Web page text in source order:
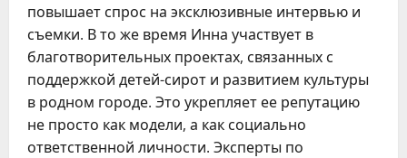
повышает спрос на эксклюзивные интервью и
съемки. В то же время Инна участвует в
благотворительных проектах, связанных с
поддержкой детей-сирот и развитием культуры
в родном городе. Это укрепляет ее репутацию
не просто как модели, а как социально
ответственной личности. Эксперты по